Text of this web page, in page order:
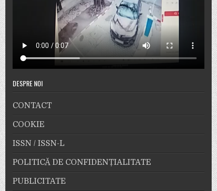
DESPRE NOI
CONTACT
COOKIE
ISSN / ISSN-L
POLITICĂ DE CONFIDENȚIALITATE
PUBLICITATE